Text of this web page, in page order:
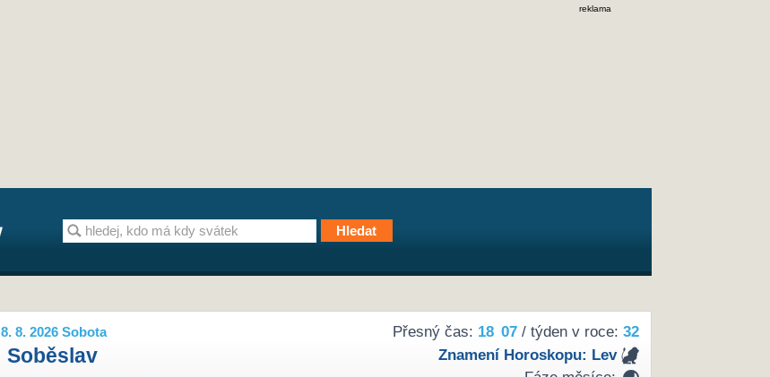
reklama
Přesný čas: 18 07/ týden v roce: 32
Znamení Horoskopu: Lev
8. 8. 2026 Sobota
Soběslav